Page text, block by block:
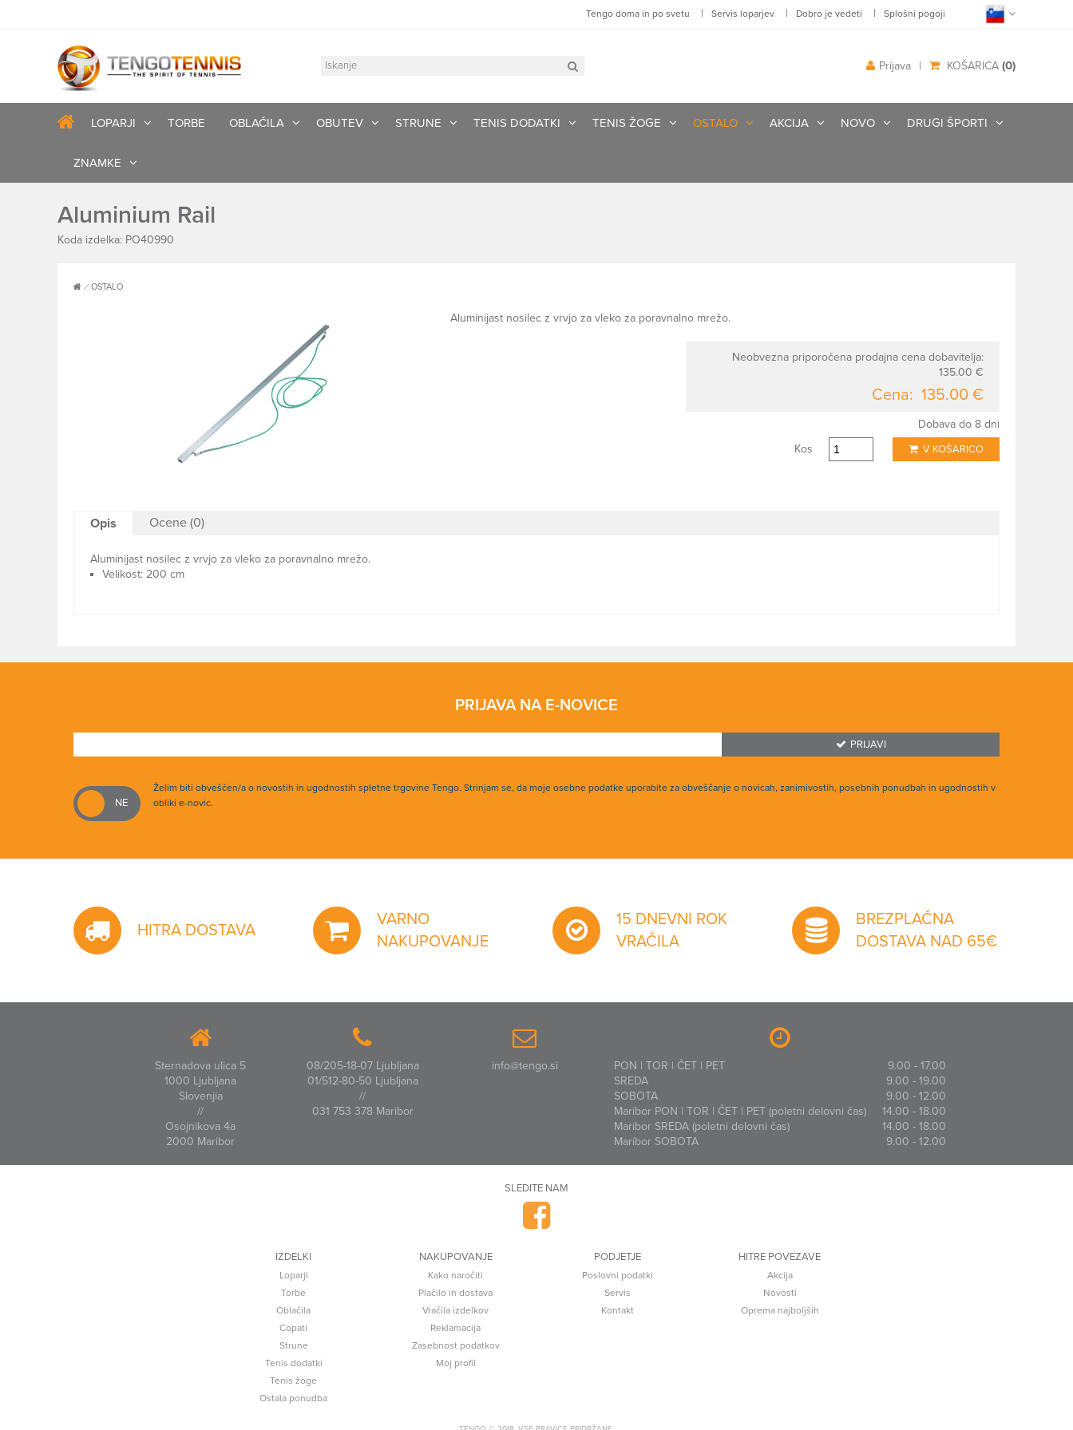
Tengo doma in po svetu | Servis loparjev | Dobro je vedeti | Splošni pogoji
KOŠARICA (0)
|
Prijava
LOPARJI TORBE OBLAČILA OBUTEV STRUNE TENIS DODATKI TENIS ŽOGE OSTALO AKCIJA NOVO DRUGI ŠPORTI
ZNAMKE
Aluminium Rail
Koda izdelka: PO40990
OSTALO
Aluminijast nosilec z vrvjo za vleko za poravnalno mrežo.
Neobvezna priporočena prodajna cena dobavitelja:
135.00 €
Cena: 135.00 €
Dobava do 8 dni
Kos
V KOŠARICO
Opis Ocene (0)
Aluminijast nosilec z vrvjo za vleko za poravnalno mrežo.
Velikost: 200 cm
PRIJAVA NA E-NOVICE
PRIJAVI
Želim biti obveščen/a o novostih in ugodnostih spletne trgovine Tengo. Strinjam se, da moje osebne podatke uporabite za obveščanje o novicah, zanimivostih, posebnih ponudbah in ugodnostih v
obliki e-novic.
HITRA DOSTAVA
VARNO
NAKUPOVANJE
15 DNEVNI ROK
VRAČILA
BREZPLAČNA
DOSTAVA NAD 65€
Sternadova ulica 5
1000 Ljubljana
Slovenjia
//
Osojnikova 4a
2000 Maribor
08/205-18-07 Ljubljana
01/512-80-50 Ljubljana
//
031 753 378 Maribor
info@tengo.si PON | TOR | ČET | PET
9.00 - 17.00
SREDA
9.00 - 19.00
SOBOTA
9.00 - 12.00
Maribor PON | TOR | ČET | PET (poletni delovni čas)
14.00 - 18.00
Maribor SREDA (poletni delovni čas)
14.00 - 18.00
Maribor SOBOTA
9.00 - 12.00
SLEDITE NAM
IZDELKI
Loparji
Torbe
Oblačila
Copati
Strune
Tenis dodatki
Tenis žoge
Ostala ponudba
NAKUPOVANJE
Kako naročiti
Plačilo in dostava
Vračila izdelkov
Reklamacija
Zasebnost podatkov
Moj profil
PODJETJE
Poslovni podatki
Servis
Kontakt
HITRE POVEZAVE
Akcija
Novosti
Oprema najboljših